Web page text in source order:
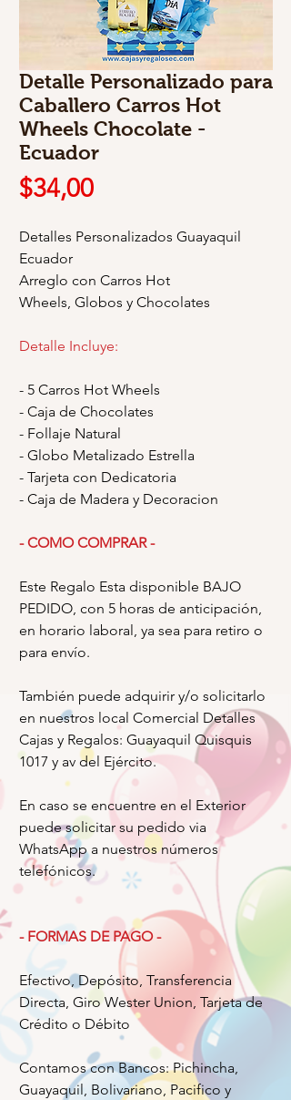
Detalle Personalizado para
Caballero Carros Hot
Wheels Chocolate -
Ecuador
$34,00Precio
Detalles Personalizados Guayaquil
Ecuador
Arreglo con Carros Hot
Wheels, Globos y Chocolates
Detalle Incluye:
- 5 Carros Hot Wheels
- Caja de Chocolates
- Follaje Natural
- Globo Metalizado Estrella
- Tarjeta con Dedicatoria
- Caja de Madera y Decoracion
- COMO COMPRAR -
Este Regalo Esta disponible BAJO
PEDIDO, con 5 horas de anticipación,
en horario laboral, ya sea para retiro o
para envío.
También puede adquirir y/o solicitarlo
en nuestros local Comercial Detalles
Cajas y Regalos: Guayaquil Quisquis
1017 y av del Ejército.
En caso se encuentre en el Exterior
puede solicitar su pedido via
WhatsApp a nuestros números
telefónicos.
- FORMAS DE PAGO -
Efectivo, Depósito, Transferencia
Directa, Giro Wester Union, Tarjeta de
Crédito o Débito
Contamos con Bancos: Pichincha,
Guayaquil, Bolivariano, Pacifico y